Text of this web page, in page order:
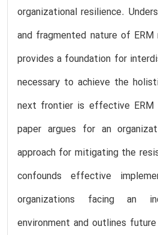
organizational resilience.
and fragmented nature of ERM
provides a foundation for
necessary to achieve the
next frontier is effective ERM
paper argues for an
approach for mitigating the
confounds effective
organizations facing an
environment and outlines